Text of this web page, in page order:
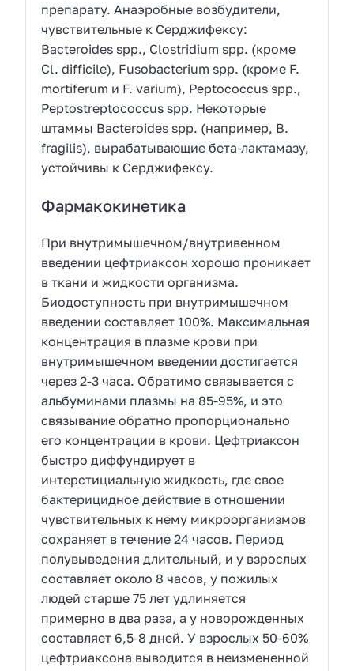
препарату. Анаэробные возбудители,
чувствительные к Серджифексу:
Bacteroides spp., Clostridium spp. (кроме
Cl. difficile), Fusobacterium spp. (кроме F.
mortiferum и F. varium), Peptococcus spp.,
Peptostreptococcus spp. Некоторые
штаммы Bacteroides spp. (например, В.
fragilis), вырабатывающие бета-лактамазу,
устойчивы к Серджифексу.
Фармакокинетика
При внутримышечном/внутривенном
введении цефтриаксон хорошо проникает
в ткани и жидкости организма.
Биодоступность при внутримышечном
введении составляет 100%. Максимальная
концентрация в плазме крови при
внутримышечном введении достигается
через 2-3 часа. Обратимо связывается с
альбуминами плазмы на 85-95%, и это
связывание обратно пропорционально
его концентрации в крови. Цефтриаксон
быстро диффундирует в
интерстициальную жидкость, где свое
бактерицидное действие в отношении
чувствительных к нему микроорганизмов
сохраняет в течение 24 часов. Период
полувыведения длительный, и у взрослых
составляет около 8 часов, у пожилых
людей старше 75 лет удлиняется
примерно в два раза, а у новорожденных
составляет 6,5-8 дней. У взрослых 50-60%
цефтриаксона выводится в неизмененной